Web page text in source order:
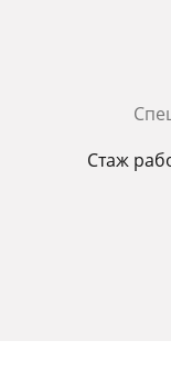
Стаж